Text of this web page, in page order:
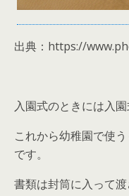
出典：https://
入園式のときには入園
これから幼稚園で使
です。
書類は封筒に入って渡